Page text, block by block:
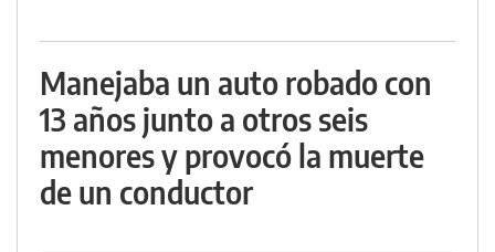
Manejaba un auto robado con
13 años junto a otros seis
menores y provocó la muerte
de un conductor